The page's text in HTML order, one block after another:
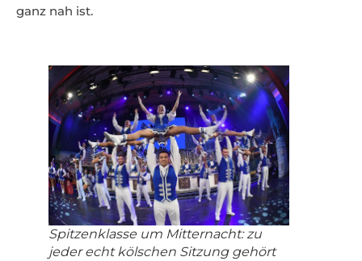
ganz nah ist.
Spitzenklasse um Mitternacht: zu
jeder echt kölschen Sitzung gehört